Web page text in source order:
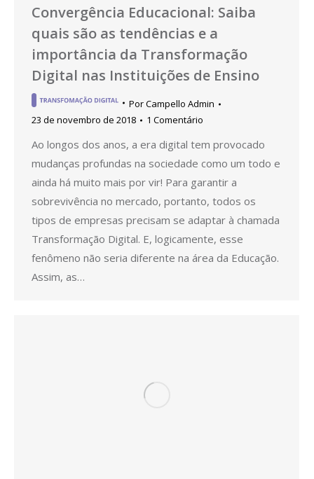
Convergência Educacional: Saiba
quais são as tendências e a
importância da Transformação
Digital nas Instituições de Ensino
PorCampello Admin
23 de novembro de 2018
1 Comentário
Ao longos dos anos, a era digital tem provocado
mudanças profundas na sociedade como um todo e
ainda há muito mais por vir! Para garantir a
sobrevivência no mercado, portanto, todos os
tipos de empresas precisam se adaptar à chamada
Transformação Digital. E, logicamente, esse
fenômeno não seria diferente na área da Educação.
Assim, as…